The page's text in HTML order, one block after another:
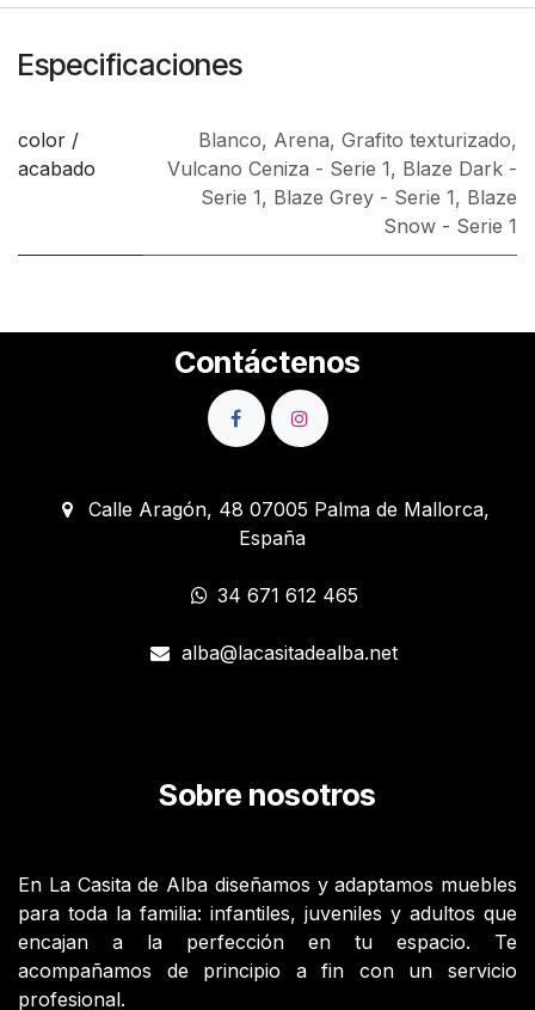
Especificaciones
color /
acabado
Blanco, Arena, Grafito texturizado,
Vulcano Ceniza - Serie 1, Blaze Dark -
Serie 1, Blaze Grey - Serie 1, Blaze
Snow - Serie 1
Contáctenos
Calle Aragón, 48 07005 Palma de Mallorca,
España
34 671 612 465
alba@lacasitadealba.net
Sobre nosotros
En La Casita de Alba diseñamos y adaptamos muebles
para toda la familia: infantiles, juveniles y adultos que
encajan a la perfección en tu espacio. Te
acompañamos de principio a fin con un servicio
profesional.